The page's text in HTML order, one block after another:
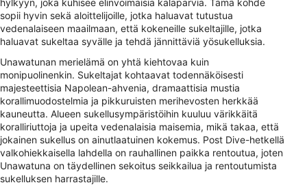
hylkyyn, joka kuhisee elinvoimaisia kalaparvia. Tämä kohde
sopii hyvin sekä aloittelijoille, jotka haluavat tutustua
vedenalaiseen maailmaan, että kokeneille sukeltajille, jotka
haluavat sukeltaa syvälle ja tehdä jännittäviä yösukelluksia.
Unawatunan merielämä on yhtä kiehtovaa kuin
monipuolinenkin. Sukeltajat kohtaavat todennäköisesti
majesteettisia Napolean-ahvenia, dramaattisia mustia
korallimuodostelmia ja pikkuruisten merihevosten herkkää
kauneutta. Alueen sukellusympäristöihin kuuluu värikkäitä
koralliriuttoja ja upeita vedenalaisia maisemia, mikä takaa, että
jokainen sukellus on ainutlaatuinen kokemus. Post Dive-hetkellä
valkohiekkaisella lahdella on rauhallinen paikka rentoutua, joten
Unawatuna on täydellinen sekoitus seikkailua ja rentoutumista
sukelluksen harrastajille.